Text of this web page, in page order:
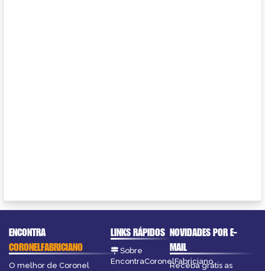
ENCONTRA
CORONELFABRICIANO
O melhor de Coronel
LINKS RÁPIDOS
Sobre
EncontraCoronelFabriciano
NOVIDADES POR E-
MAIL
Receba grátis as